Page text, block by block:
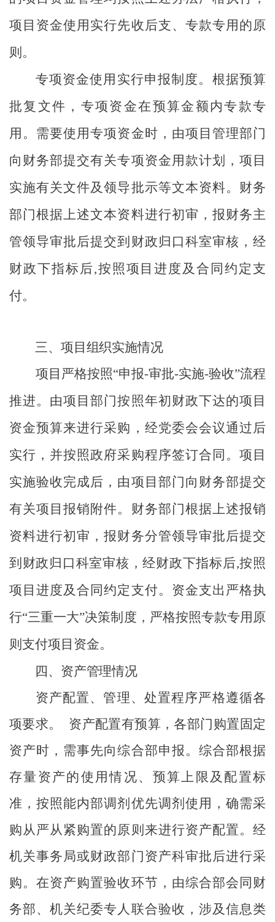
项目资金使用实行先收后支、专款专用的原
则。
专项资金使用实行申报制度。根据预算
批复文件，专项资金在预算金额内专款专
用。需要使用专项资金时，由项目管理部门
向财务部提交有关专项资金用款计划，项目
实施有关文件及领导批示等文本资料。财务
部门根据上述文本资料进行初审，报财务主
管领导审批后提交到财政归口科室审核，经
财政下指标后,按照项目进度及合同约定支
付。
三、项目组织实施情况
项目严格按照“申报-审批-实施-验收”流程
推进。由项目部门按照年初财政下达的项目
资金预算来进行采购，经党委会会议通过后
实行，并按照政府采购程序签订合同。项目
实施验收完成后，由项目部门向财务部提交
有关项目报销附件。财务部门根据上述报销
资料进行初审，报财务分管领导审批后提交
到财政归口科室审核，经财政下指标后,按照
项目进度及合同约定支付。资金支出严格执
行“三重一大”决策制度，严格按照专款专用原
则支付项目资金。
四、资产管理情况
资产配置、管理、处置程序严格遵循各
项要求。
资产配置有预算，各部门购置固定
资产时，需事先向综合部申报。综合部根据
存量资产的使用情况、预算上限及配置标
准，按照能内部调剂优先调剂使用，确需采
购从严从紧购置的原则来进行资产配置。经
机关事务局或财政部门资产科审批后进行采
购。在资产购置验收环节，由综合部会同财
务部、机关纪委专人联合验收，涉及信息类